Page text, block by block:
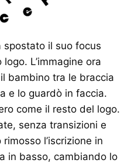
spostato il suo focus
L’immagine ora
bambino tra le braccia
e lo guardò in faccia.
come il resto del logo.
senza transizioni e
l’iscrizione in
in basso, cambiando lo